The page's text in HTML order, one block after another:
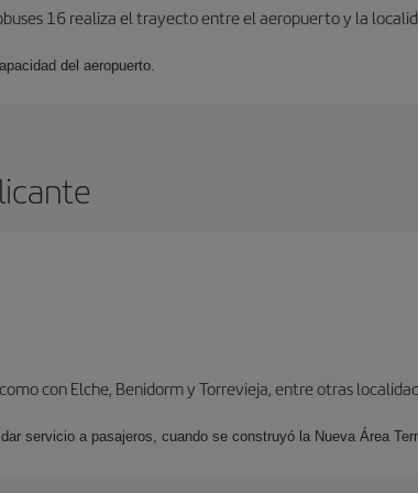
16 realiza el trayecto entre el aeropuerto y la
del aeropuerto.
con Elche, Benidorm y Torrevieja, entre otras
servicio a pasajeros, cuando se construyó la Nueva Área